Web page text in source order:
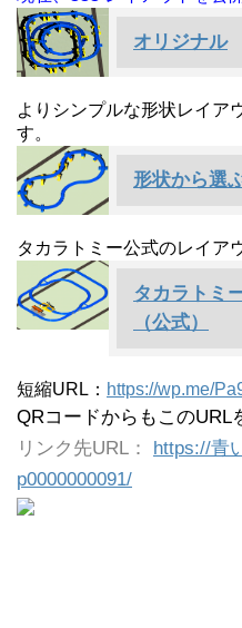
オリジナル
よりシンプルな形状レイア
す。
形状から選
タカラトミー公式のレイア
タカラトミ
（公式）
短縮URL： https://wp.me/
QRコードからもこのURL
リンク先URL： https://青
p0000000091/